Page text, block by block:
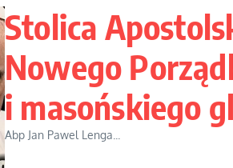
Stolica
Nowego
i masońskiego
Abp Jan Pawel Lenga...